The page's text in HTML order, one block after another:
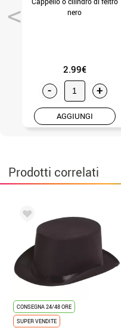
nero
2.99€
- +
AGGIUNGI
Prodotti correlati
CONSEGNA 24/48 ORE
SUPER VENDITE